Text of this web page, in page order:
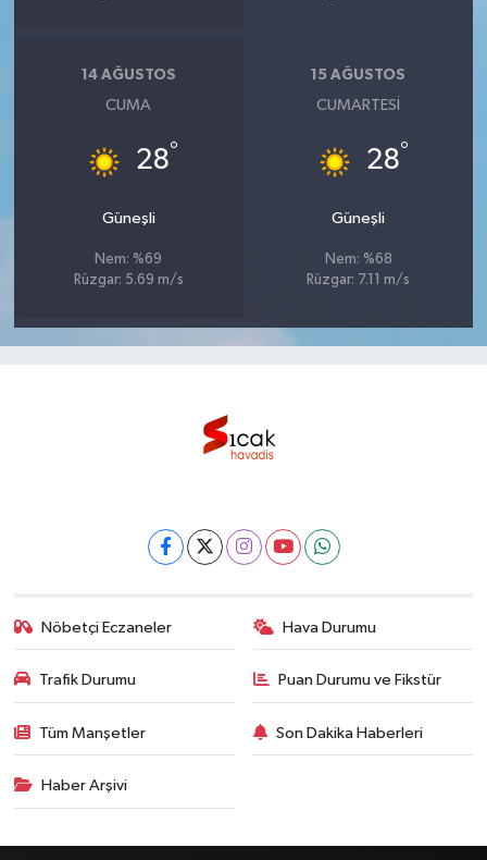
14 AĞUSTOS
CUMA
28°
Güneşli
Nem: %69
Rüzgar: 5.69 m/s
15 AĞUSTOS
CUMARTESI
28°
Güneşli
Nem: %68
Rüzgar: 7.11 m/s
Nöbetçi Eczaneler Hava Durumu
Trafik Durumu Puan Durumu ve Fikstür
Tüm Manşetler Son Dakika Haberleri
Haber Arşivi